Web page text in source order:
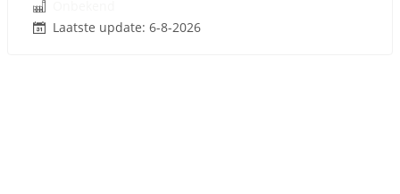
Laatste update: 6-8-2026